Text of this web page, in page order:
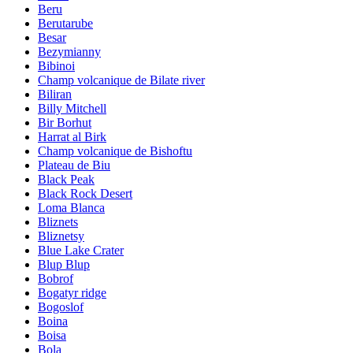
Beru
Berutarube
Besar
Bezymianny
Bibinoi
Champ volcanique de Bilate river
Biliran
Billy Mitchell
Bir Borhut
Harrat al Birk
Champ volcanique de Bishoftu
Plateau de Biu
Black Peak
Black Rock Desert
Loma Blanca
Bliznets
Bliznetsy
Blue Lake Crater
Blup Blup
Bobrof
Bogatyr ridge
Bogoslof
Boina
Boisa
Bola